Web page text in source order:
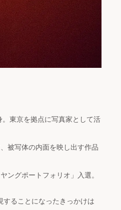
東京を拠点に写真家として活
被写体の内面を映し出す作品
ングポートフォリオ」入選。
ることになったきっかけは